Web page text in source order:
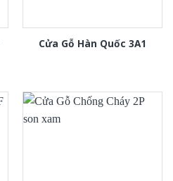
Cửa Gỗ Hàn Quốc 3A1